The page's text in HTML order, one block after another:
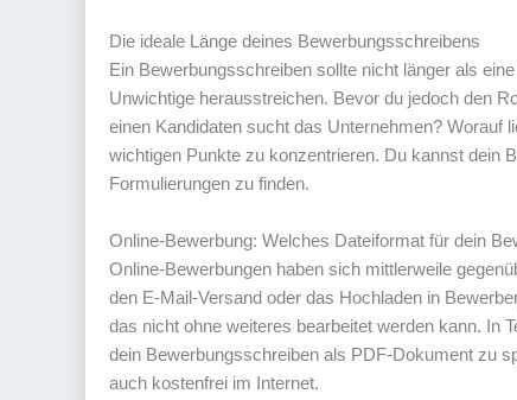
Die ideale Länge deines Bewerbungsschreibens
Ein Bewerbungsschreiben sollte nicht länger als
Unwichtige herausstreichen. Bevor du jedoch den
einen Kandidaten sucht das Unternehmen? Worauf
wichtigen Punkte zu konzentrieren. Du kannst dein
Formulierungen zu finden.
Online-Bewerbung: Welches Dateiformat für dein
Online-Bewerbungen haben sich mittlerweile
den E-Mail-Versand oder das Hochladen in
das nicht ohne weiteres bearbeitet werden kann. In
dein Bewerbungsschreiben als PDF-Dokument zu
auch kostenfrei im Internet.